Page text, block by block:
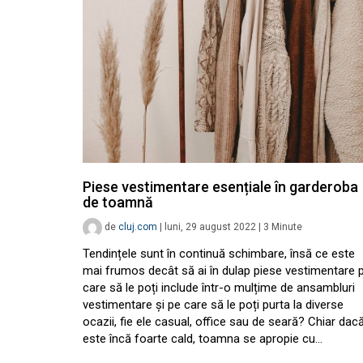
Piese vestimentare esențiale în garderoba
de toamnă
de cluj.com luni, 29 august 2022 3 Minute
Tendințele sunt în continuă schimbare, însă ce este
mai frumos decât să ai în dulap piese vestimentare
care să le poți include într-o mulțime de ansambluri
vestimentare și pe care să le poți purta la diverse
ocazii, fie ele casual, office sau de seară? Chiar
este încă foarte cald, toamna se apropie cu…